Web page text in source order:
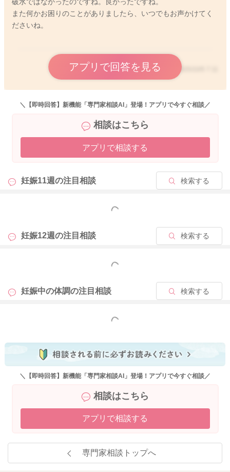
破水ではなかったのですね。良かったですね。
また何かお困りのことがありましたら、いつでもお声かけてく
ださいね。
アプリで回答を見る 2025/10/5 7:11
＼【即時回答】新機能「専門家相談AI」登場！アプリで今すぐ相談／
相談はこちら
アプリで相談する
妊娠11週の注目相談 検索する
もっと見る
妊娠12週の注目相談 検索する
もっと見る
妊娠中の体調の注目相談 検索する
もっと見る
＼【即時回答】新機能「専門家相談AI」登場！アプリで今すぐ相談／
相談はこちら
アプリで相談する
専門家相談トップへ